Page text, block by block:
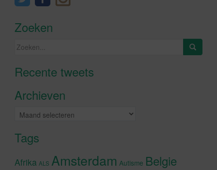
Zoeken
Zoeken
Recente tweetsKlik om marketing cookies te
Archieven
Archieven
Tags
Afrika ALS Amsterdam Autisme Belgie